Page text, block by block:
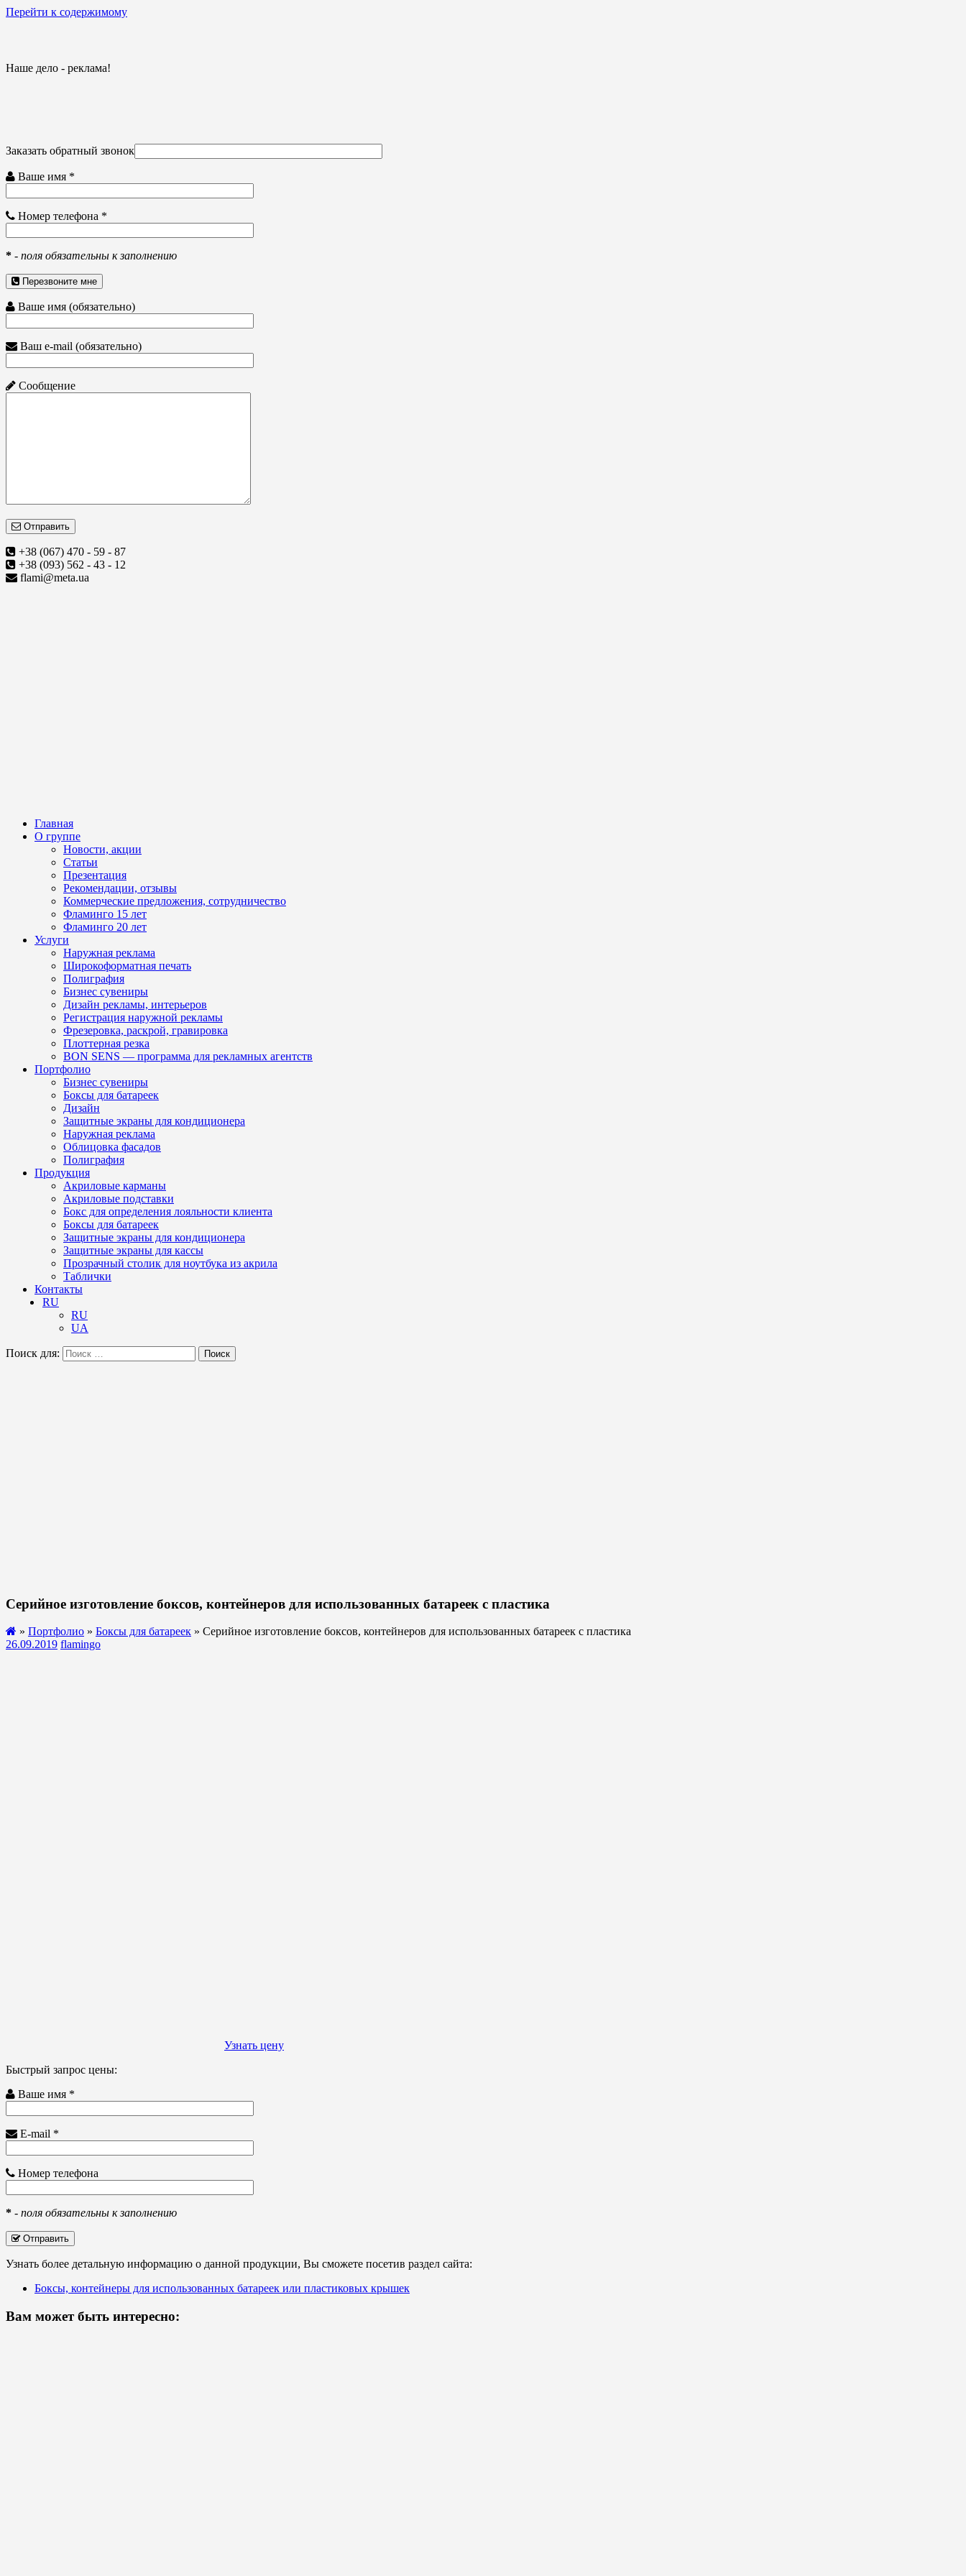
Перейти к содержимому
Наше дело - реклама!
Заказать обратный звонок
Ваше имя *
Номер телефона *
* - поля обязательны к заполнению
Перезвоните мне
Ваше имя (обязательно)
Ваш e-mail (обязательно)
Сообщение
Отправить
+38 (067) 470 - 59 - 87
+38 (093) 562 - 43 - 12
flami@meta.ua
Главная
О группе
Новости, акции
Статьи
Презентация
Рекомендации, отзывы
Коммерческие предложения, сотрудничество
Фламинго 15 лет
Фламинго 20 лет
Услуги
Наружная реклама
Широкоформатная печать
Полиграфия
Бизнес сувениры
Дизайн рекламы, интерьеров
Регистрация наружной рекламы
Фрезеровка, раскрой, гравировка
Плоттерная резка
BON SENS — программа для рекламных агентств
Портфолио
Бизнес сувениры
Боксы для батареек
Дизайн
Защитные экраны для кондиционера
Наружная реклама
Облицовка фасадов
Полиграфия
Продукция
Акриловые карманы
Акриловые подставки
Бокс для определения лояльности клиента
Боксы для батареек
Защитные экраны для кондиционера
Защитные экраны для кассы
Прозрачный столик для ноутбука из акрила
Таблички
Контакты
RU
RU
UA
Поиск для: Поиск
Серийное изготовление боксов, контейнеров для использованных батареек с пластика
» Портфолио » Боксы для батареек » Серийное изготовление боксов, контейнеров для использованных батареек с пластика
26.09.2019 flamingo
Узнать цену
Быстрый запрос цены:
Ваше имя *
E-mail *
Номер телефона
* - поля обязательны к заполнению
Отправить
Узнать более детальную информацию о данной продукции, Вы сможете посетив раздел сайта:
Боксы, контейнеры для использованных батареек или пластиковых крышек
Вам может быть интересно: